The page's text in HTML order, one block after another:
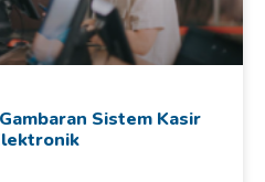
Sistem Kasir